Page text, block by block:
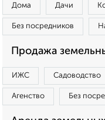
Дома Дачи
Без посредников
Продажа
ИЖС Садоводство
Агенство Без